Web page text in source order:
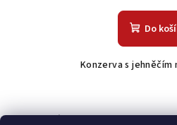
Do
Konzerva s jehněčím